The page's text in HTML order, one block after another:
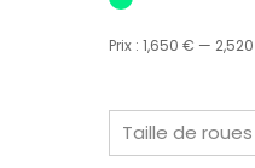
Prix : 1,650 € —
Taille de roues